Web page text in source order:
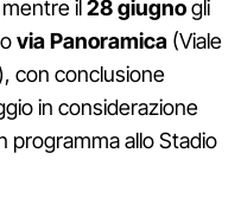
mentre il28 giugnogli
via Panoramica (Viale
con conclusione
in considerazione
programma allo Stadio